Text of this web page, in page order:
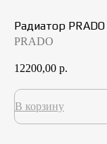
Радиатор
PRADO
12200,00 р.
В корзину